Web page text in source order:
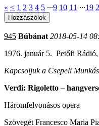
« < 1 2 3 4 5 ∙∙∙9 10 11 ∙∙∙19
945 Búbánat 2018-05-14
1976. január 5. Petőfi
Kapcsoljuk a Csepeli
Verdi: Rigoletto –
Háromfelvonásos opera
Szövegét Francesco Maria